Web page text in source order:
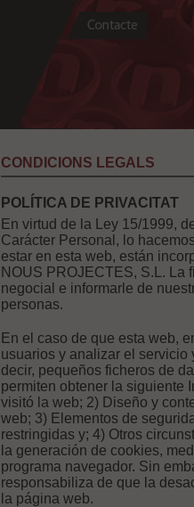
CONDICIONS LEGALS
POLÍTICA DE PRIVACITAT
En virtud de la Ley 15/1999,
Carácter Personal, lo
estar en esta web, están
NOUS PROJECTES, S.L. La
negocial e informarle de
personas.
En el caso de que esta web,
usuarios y analizar el servicio
decir, pequeños ficheros de
permiten obtener la siguiente
visitó la web; 2) Diseño y
web; 3) Elementos de
restringidas y; 4) Otros
la generación de cookies,
programa navegador. Sin
responsabiliza de que la
la página web.